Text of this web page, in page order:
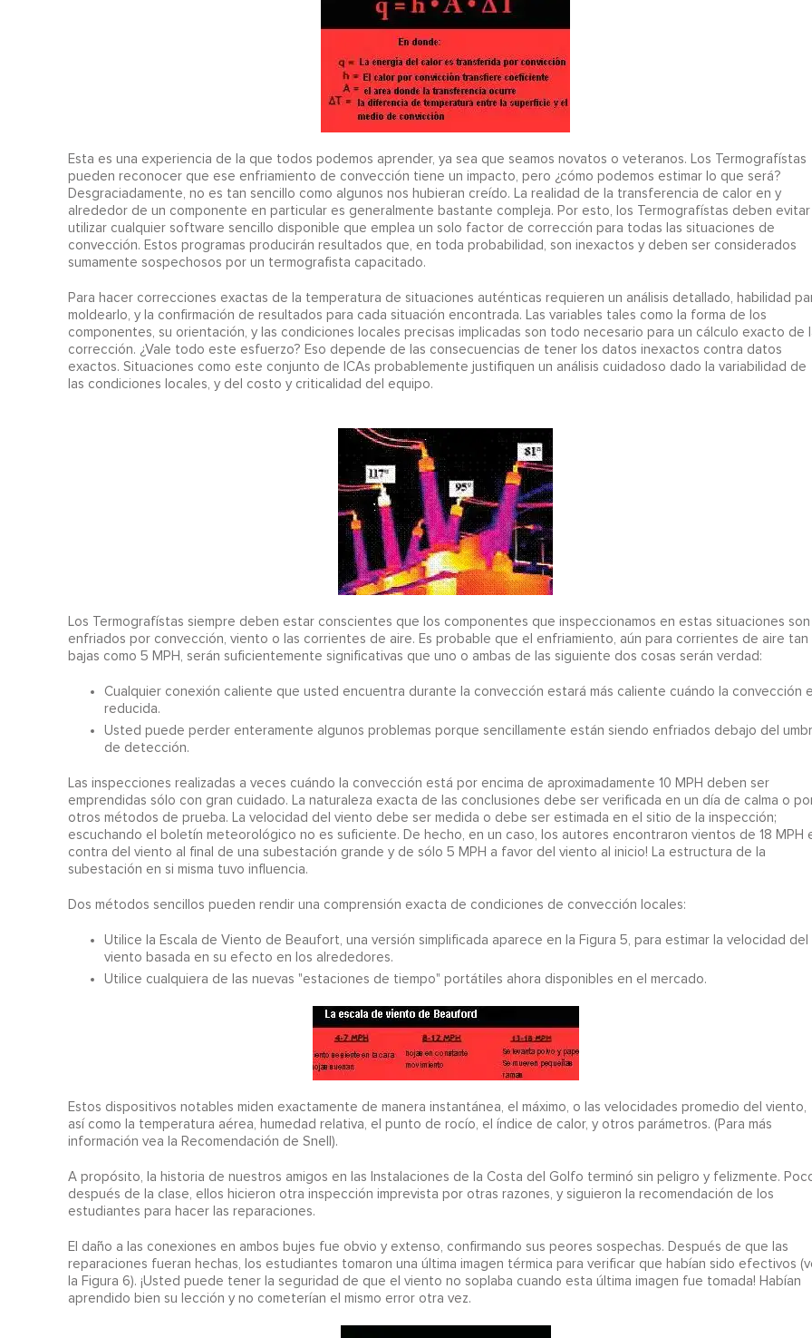
Esta es una experiencia de la que todos podemos aprender, ya sea que seamos novatos o veteranos. Los Termografístas
pueden reconocer que ese enfriamiento de convección tiene un impacto, pero ¿cómo podemos estimar lo que será?
Desgraciadamente, no es tan sencillo como algunos nos hubieran creído. La realidad de la transferencia de calor en y
alrededor de un componente en particular es generalmente bastante compleja. Por esto, los Termografístas deben evitar
utilizar cualquier software sencillo disponible que emplea un solo factor de corrección para todas las situaciones de
convección. Estos programas producirán resultados que, en toda probabilidad, son inexactos y deben ser considerados
sumamente sospechosos por un termografista capacitado.
Para hacer correcciones exactas de la temperatura de situaciones auténticas requieren un análisis detallado, habilidad
moldearlo, y la confirmación de resultados para cada situación encontrada. Las variables tales como la forma de los
componentes, su orientación, y las condiciones locales precisas implicadas son todo necesario para un cálculo exacto de
corrección. ¿Vale todo este esfuerzo? Eso depende de las consecuencias de tener los datos inexactos contra datos
exactos. Situaciones como este conjunto de ICAs probablemente justifiquen un análisis cuidadoso dado la variabilidad de
las condiciones locales, y del costo y criticalidad del equipo.
Los Termografístas siempre deben estar conscientes que los componentes que inspeccionamos en estas situaciones son
enfriados por convección, viento o las corrientes de aire. Es probable que el enfriamiento, aún para corrientes de aire tan
bajas como 5 MPH, serán suficientemente significativas que uno o ambas de las siguiente dos cosas serán verdad:
Cualquier conexión caliente que usted encuentra durante la convección estará más caliente cuándo la convección
reducida.
Usted puede perder enteramente algunos problemas porque sencillamente están siendo enfriados debajo del
de detección.
Las inspecciones realizadas a veces cuándo la convección está por encima de aproximadamente 10 MPH deben ser
emprendidas sólo con gran cuidado. La naturaleza exacta de las conclusiones debe ser verificada en un día de calma o
otros métodos de prueba. La velocidad del viento debe ser medida o debe ser estimada en el sitio de la inspección;
escuchando el boletín meteorológico no es suficiente. De hecho, en un caso, los autores encontraron vientos de 18 MPH
contra del viento al final de una subestación grande y de sólo 5 MPH a favor del viento al inicio! La estructura de la
subestación en si misma tuvo influencia.
Dos métodos sencillos pueden rendir una comprensión exacta de condiciones de convección locales:
Utilice la Escala de Viento de Beaufort, una versión simplificada aparece en la Figura 5, para estimar la velocidad del
viento basada en su efecto en los alrededores.
Utilice cualquiera de las nuevas "estaciones de tiempo" portátiles ahora disponibles en el mercado.
Estos dispositivos notables miden exactamente de manera instantánea, el máximo, o las velocidades promedio del viento,
así como la temperatura aérea, humedad relativa, el punto de rocío, el índice de calor, y otros parámetros. (Para más
información vea la Recomendación de Snell).
A propósito, la historia de nuestros amigos en las Instalaciones de la Costa del Golfo terminó sin peligro y felizmente.
después de la clase, ellos hicieron otra inspección imprevista por otras razones, y siguieron la recomendación de los
estudiantes para hacer las reparaciones.
El daño a las conexiones en ambos bujes fue obvio y extenso, confirmando sus peores sospechas. Después de que las
reparaciones fueran hechas, los estudiantes tomaron una última imagen térmica para verificar que habían sido efectivos
la Figura 6). ¡Usted puede tener la seguridad de que el viento no soplaba cuando esta última imagen fue tomada! Habían
aprendido bien su lección y no cometerían el mismo error otra vez.